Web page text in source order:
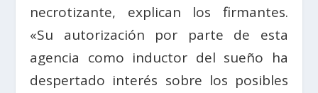
necrotizante, explican los firmantes.
«Su autorización por parte de esta
agencia como inductor del sueño ha
despertado interés sobre los posibles